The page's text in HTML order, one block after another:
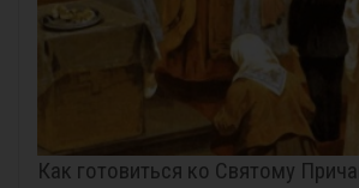
Как готовиться ко Святому